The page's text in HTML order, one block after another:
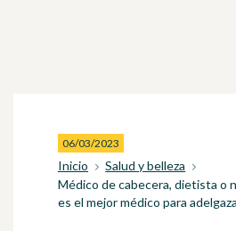
06/03/2023
Inicio
Salud y belleza
Médico de cabecera, dietista o
es el mejor médico para